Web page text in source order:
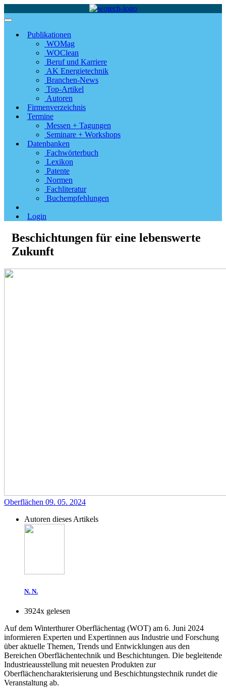
Publikationen
WOMag
WOClean
Beruf und Karriere
AK Energietechnik
Branchen-News
Top-Artikel
Autoren
Firmenverzeichnis
Termine
Messen + Tagungen
Seminare + Workshops
Datenbanken
Fachwörterbuch
Lexikon
Patente
Normen
Fachliteratur
Buchempfehlungen
Login
Beschichtungen für eine lebenswerte
Zukunft
Oberflächen 09. 05. 2024
Autoren dieses Artikels
N. N.
3924x gelesen
Auf dem Winterthurer Oberflächentag (WOT) am 6. Juni 2024
informieren Experten und Expertinnen aus Industrie und Forschung
über aktuelle Themen, Trends und Entwicklungen aus den
Bereichen Oberflächentechnik und Beschichtungen. Die begleitende
Industrieausstellung mit neuesten Produkten zur
Oberflächencharakterisierung und Beschichtungstechnik rundet die
Veranstaltung ab.